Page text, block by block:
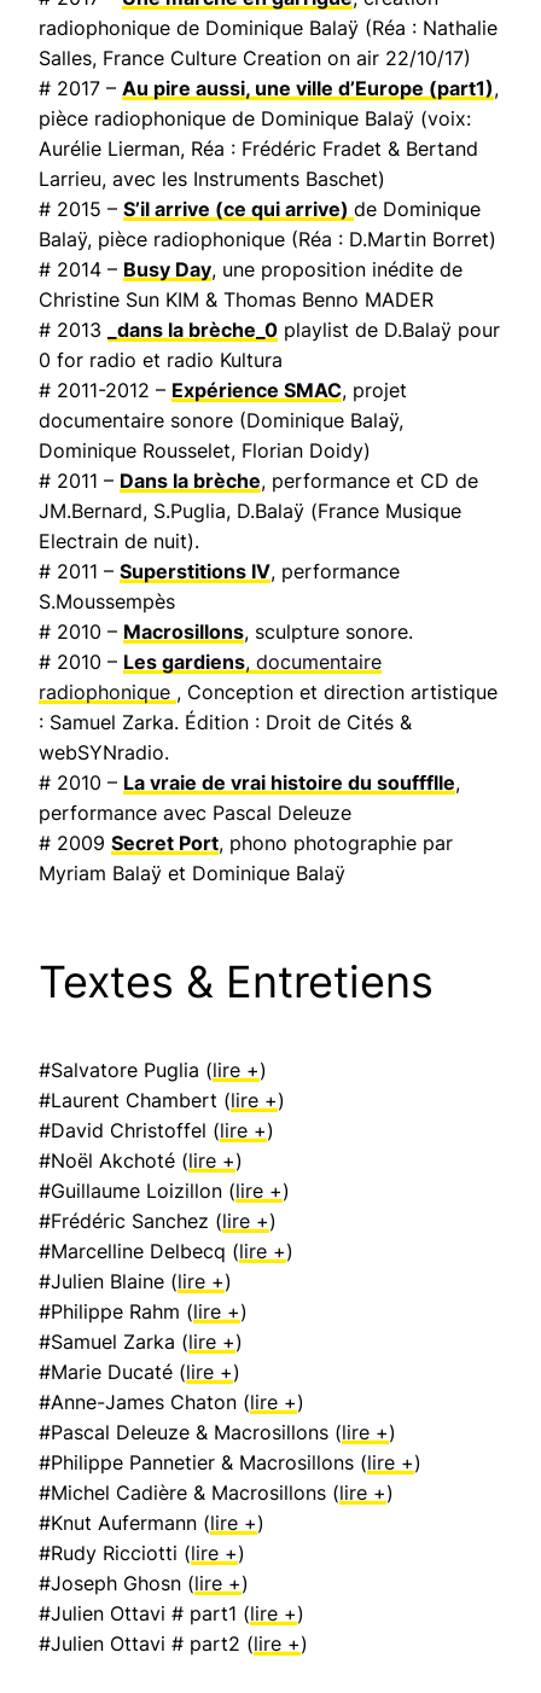
radiophonique de Dominique Balaÿ (Réa : Nathalie
Salles, France Culture Creation on air 22/10/17)
# 2017 – Au pire aussi, une ville d’Europe (part1),
pièce radiophonique de Dominique Balaÿ (voix:
Aurélie Lierman, Réa : Frédéric Fradet & Bertand
Larrieu, avec les Instruments Baschet)
# 2015 – S’il arrive (ce qui arrive) de Dominique
Balaÿ, pièce radiophonique (Réa : D.Martin Borret)
# 2014 – Busy Day, une proposition inédite de
Christine Sun KIM & Thomas Benno MADER
# 2013
_dans la brèche_0 playlist de D.Balaÿ pour
0 for radio et radio Kultura
# 2011-2012 – Expérience SMAC, projet
documentaire sonore (Dominique Balaÿ,
Dominique Rousselet, Florian Doidy)
# 2011 – Dans la brèche, performance et CD de
JM.Bernard, S.Puglia, D.Balaÿ (France Musique
Electrain de nuit).
# 2011 – Superstitions IV, performance
S.Moussempès
# 2010 – Macrosillons, sculpture sonore.
# 2010 – Les gardiens, documentaire
radiophonique , Conception et direction artistique
: Samuel Zarka. Édition : Droit de Cités &
webSYNradio.
# 2010 – La vraie de vrai histoire du souffflle,
performance avec Pascal Deleuze
# 2009 Secret Port, phono photographie par
Myriam Balaÿ et Dominique Balaÿ
Textes & Entretiens
#Salvatore Puglia (lire +)
#Laurent Chambert (lire +)
#David Christoffel (lire +)
#Noël Akchoté (lire +)
#Guillaume Loizillon (lire +)
#Frédéric Sanchez (lire +)
#Marcelline Delbecq (lire +)
#Julien Blaine (lire +)
#Philippe Rahm (lire +)
#Samuel Zarka (lire +)
#Marie Ducaté (lire +)
#Anne-James Chaton (lire +)
#Pascal Deleuze & Macrosillons (lire +)
#Philippe Pannetier & Macrosillons (lire +)
#Michel Cadière & Macrosillons (lire +)
#Knut Aufermann (lire +)
#Rudy Ricciotti (lire +)
#Joseph Ghosn (lire +)
#Julien Ottavi # part1 (lire +)
#Julien Ottavi # part2 (lire +)